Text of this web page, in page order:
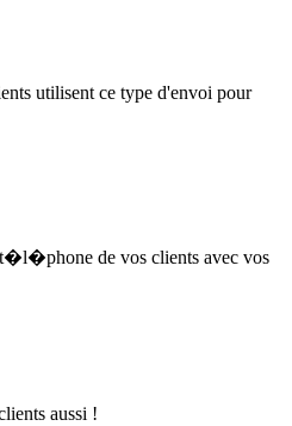
utilisent ce type d'envoi pour
t�l�phone de vos clients avec vos
aussi !